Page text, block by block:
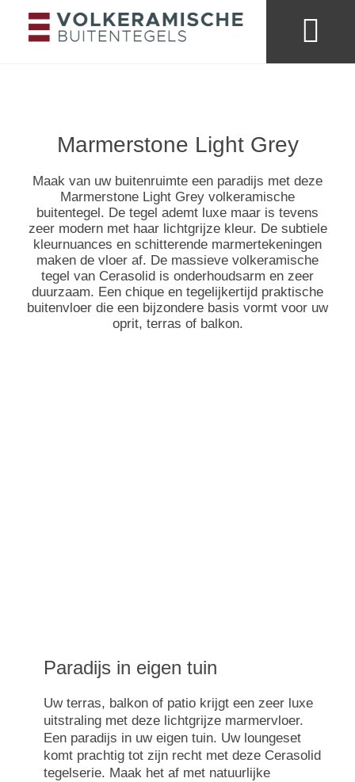
Marmerstone Light Grey
Maak van uw buitenruimte een paradijs met deze
Marmerstone Light Grey volkeramische
buitentegel. De tegel ademt luxe maar is tevens
zeer modern met haar lichtgrijze kleur. De subtiele
kleurnuances en schitterende marmertekeningen
maken de vloer af. De massieve volkeramische
tegel van Cerasolid is onderhoudsarm en zeer
duurzaam. Een chique en tegelijkertijd praktische
buitenvloer die een bijzondere basis vormt voor uw
oprit, terras of balkon.
Paradijs in eigen tuin
Uw terras, balkon of patio krijgt een zeer luxe
uitstraling met deze lichtgrijze marmervloer.
Een paradijs in uw eigen tuin. Uw loungeset
komt prachtig tot zijn recht met deze Cerasolid
tegelserie. Maak het af met natuurlijke